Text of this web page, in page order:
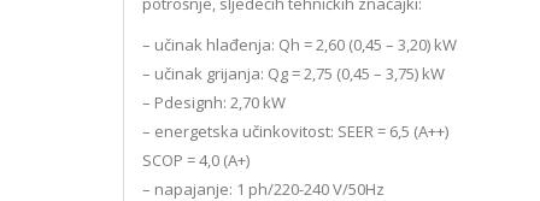
– učinak hlađenja: Qh = 2,60 (0,45 – 3,20) kW
– učinak grijanja: Qg = 2,75 (0,45 – 3,75) kW
– Pdesignh: 2,70 kW
– energetska učinkovitost: SEER = 6,5 (A++)
SCOP = 4,0 (A+)
– napajanje: 1 ph/220-240 V/50Hz